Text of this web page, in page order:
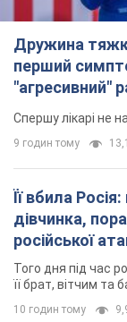
Дружина
перший
"агресивний"
Спершу лікарі не
9 годин тому
Її вбила
дівчинка,
російської
Того дня під час
її брат, вітчим та
10 годин тому